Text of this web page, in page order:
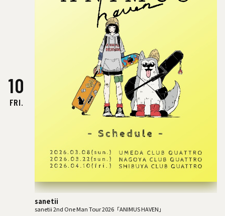
10
FRI.
sanetii
sanetii 2nd One Man Tour 2026「ANIMUS HAVEN」